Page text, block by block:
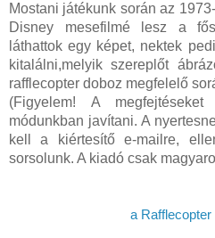
Mostani játékunk során az
Disney mesefilmé lesz a
láthattok egy képet, nektek
kitalálni,melyik szereplőt
rafflecopter doboz megfelelő
(Figyelem! A
módunkban javítani. A
kell a kiértesítő e-mailre,
sorsolunk. A kiadó csak
a